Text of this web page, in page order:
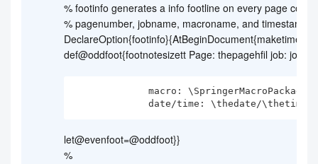
% footinfo generates a info footline on every page
% pagenumber, jobname, macroname, and timestamp
def@oddfoot{footnotesizett Page: thepagehfil job:
             macro: \SpringerMacroPackageNameA\hfil
date/time: \thedate/
let@evenfoot=@oddfoot}}
%